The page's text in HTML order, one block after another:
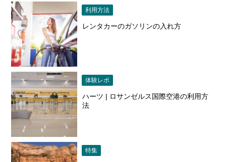
利用方法
レンタカーのガソリンの入れ方
体験レポ
ハーツ | ロサンゼルス国際空港の利用方
法
特集